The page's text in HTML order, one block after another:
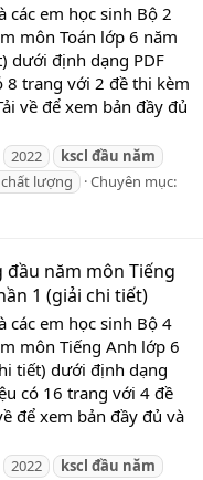
các em học sinh Bộ 2
môn Toán lớp 6 năm
dưới định dạng PDF
8 trang với 2 đề thi kèm
về để xem bản đầy đủ
2022 kscl đầu năm
lượng
Chuyên mục:
đầu năm môn Tiếng
1 (giải chi tiết)
các em học sinh Bộ 4
môn Tiếng Anh lớp 6
tiết) dưới định dạng
có 16 trang với 4 đề
để xem bản đầy đủ và
2022 kscl đầu năm